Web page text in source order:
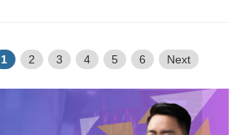
1 2 3 4 5 6 Next